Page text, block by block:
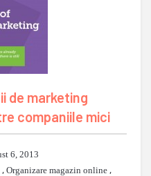
de marketing
companiile mici
6, 2013
, Organizare magazin online ,